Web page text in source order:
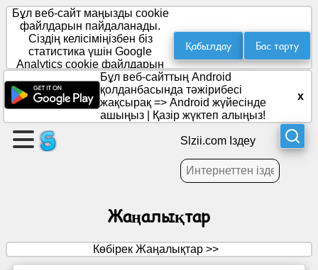
Бет
жасау
Топ
құру
Ойын-
Бұл веб-сайт маңызды cookie
файлдарын пайдаланады.
Сіздің келісіміңізбен біз
статистика үшін Google
Analytics cookie файлдарын
орналастырамыз.
Қабылдау Бас тарту
Бұл веб-сайттың Android
қолданбасында тәжірибесі
жақсырақ => Android жүйесінде
ашыңыз
Қазір жүктеп алыңыз!
x
Slzii.com Іздеу
Жаңалықтар
Көбірек Жаңалықтар >>